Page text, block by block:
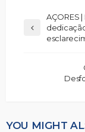
AÇORES
YOU MIGHT